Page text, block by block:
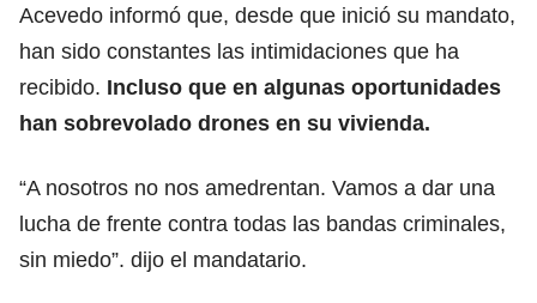
Acevedo informó que, desde que inició su mandato,
han sido constantes las intimidaciones que ha
recibido. Incluso que en algunas oportunidades
han sobrevolado drones en su vivienda.
“A nosotros no nos amedrentan. Vamos a dar una
lucha de frente contra todas las bandas criminales,
sin miedo”. dijo el mandatario.